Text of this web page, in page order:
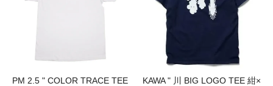
PM 2.5 " COLOR TRACE TEE
KAWA " 川 BIG LOGO TEE 紺×